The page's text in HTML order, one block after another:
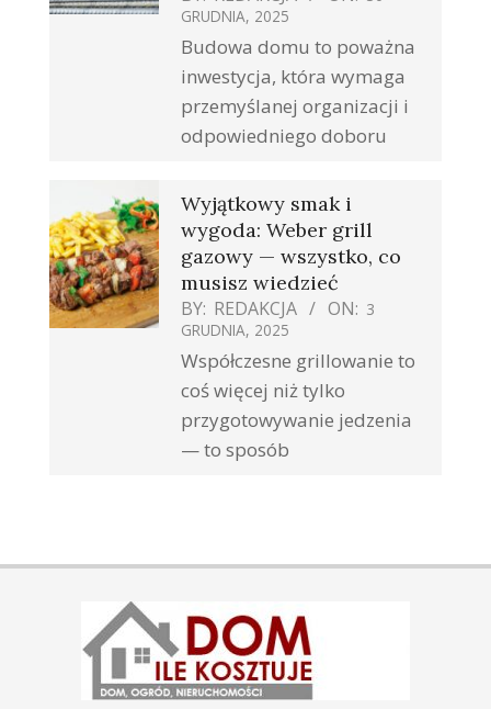
GRUDNIA, 2025
Budowa domu to poważna
inwestycja, która wymaga
przemyślanej organizacji i
odpowiedniego doboru
Wyjątkowy smak i
wygoda: Weber grill
gazowy — wszystko, co
musisz wiedzieć
BY: REDAKCJA ON: 3
GRUDNIA, 2025
Współczesne grillowanie to
coś więcej niż tylko
przygotowywanie jedzenia
— to sposób